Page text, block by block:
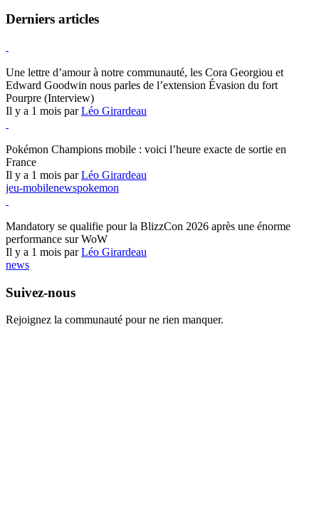
Derniers articles
Une lettre d’amour à notre communauté, les Cora Georgiou et
Edward Goodwin nous parles de l’extension Évasion du fort
Pourpre (Interview)
Il y a 1 mois parLéo Girardeau
Pokémon Champions mobile : voici l’heure exacte de sortie en
France
Il y a 1 mois parLéo Girardeau
jeu-mobilenewspokemon
Mandatory se qualifie pour la BlizzCon 2026 après une énorme
performance sur WoW
Il y a 1 mois parLéo Girardeau
news
Suivez-nous
Rejoignez la communauté pour ne rien manquer.